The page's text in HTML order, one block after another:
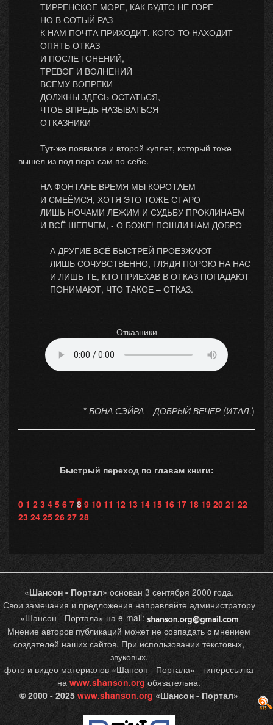
ТИРРЕНСКОЕ МОРЕ, КАК БУДТО НЕ ГОРЕ
НО В СОТЫЙ РАЗ
К НАМ ПОЧТА ПРИХОДИТ, КОГО-ТО НАХОДИТ
ОПЯТЬ ОТКАЗ
И ПОСЛЕ ГОНЕНИЙ,
ТРЕВОГ И ВОЛНЕНИЙ
ВСЕМУ ВОПРЕКИ
ДОЛЖНЫ ЗДЕСЬ ОСТАТЬСЯ,
ЧТОБ ВПРЕДЬ НАЗЫВАТЬСЯ –
ОТКАЗНИКИ
Тут-же появился и второй куплет, который тоже
вышел из под пера сам по себе.
НА ФОНТАНЕ ВРЕМЯ МЫ КОРОТАЕМ
И СМЕЁМСЯ, ХОТЯ ЭТО ТОЖЕ СТАРО
ЛИШЬ НОЧАМИ ЛЕЖИМ И СУДЬБУ ПРОКЛИНАЕМ
И ВСЁ ШЕПЧЕМ, - О БОЖЕ! ПОШЛИ НАМ ДОБРО
А ДРУГИЕ ВСЁ БЫСТРЕЙ ПРОЕЗЖАЮТ
ЛИШЬ СОЧУВСТВЕННО, ГЛЯДЯ ПОРОЮ НА НАС
И ЛИШЬ ТЕ, КТО ПРИЕХАВ В ОТКАЗ ПОПАДАЮТ
ПОНИМАЮТ, ЧТО ТАКОЕ – ОТКАЗ.
Отказники
* БОНА СЭЙРА – ДОБРЫЙ ВЕЧЕР (ИТАЛ.)
Быстрый переход по главам книги:
0 1 2 3 4 5 6 7 8 9 10 11 12 13 14 15 16 17 18 19 20 21 22
23 24 25 26 27 28
«Шансон - Портал» основан 3 сентября 2000 года.
Свои замечания и предложения направляйте администратору
«Шансон - Портала» на e-mail:
Мнение авторов публикаций может не совпадать с мнением
создателей наших сайтов. При использовании текстовых,
звуковых,
фото и видео материалов «Шансон - Портала» - гиперссылка
на www.shanson.org обязательна.
© 2000 - 2025 www.shanson.org «Шансон - Портал»